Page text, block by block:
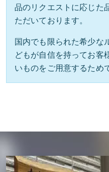
品のリクエストに応じた
ただいております。
国内でも限られた希少な
どもが自信を持ってお客
いものをご用意するため